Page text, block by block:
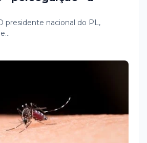
presidente nacional do PL,